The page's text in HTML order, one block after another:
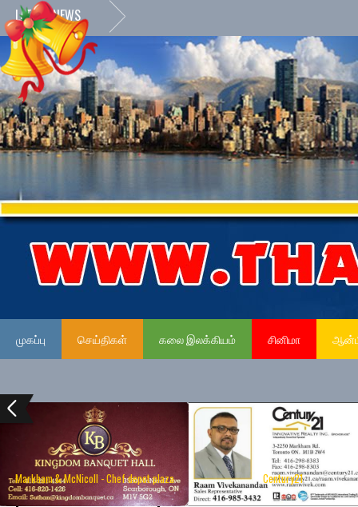
LATEST NEWS
முகப்பு செய்திகள் கலை இலக்கியம் சினிமா
Markham & McNicoll - Chef depot plaza Century21
UK (London) Saturday, December